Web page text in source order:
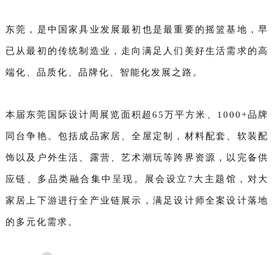
东莞，是中国家具业发展最初也是最重要的摇篮基地，早
已从最初的传统制造业，走向满足人们美好生活需求的高
端化、品质化、品牌化、智能化发展之路。
本届东莞国际设计周展览面积超65万平方米、1000+品牌
同台争艳。包括成品家居、全屋定制，材料配套、软装配
饰以及户外生活、露营、艺术潮玩等跨界资源，以完备供
应链、多品类融合集中呈现。展会设立7大主题馆，对大
家居上下游进行全产业链展示，满足设计师全案设计落地
的多元化需求。